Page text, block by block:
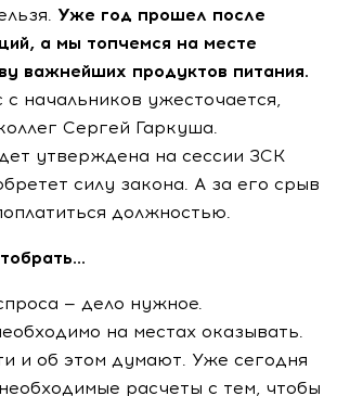
Уже год прошел после
а мы топчемся на месте
важнейших продуктов питания.
с начальников ужесточается,
Сергей Гаркуша.
утверждена на сессии ЗСК
силу закона. А за его срыв
должностью.
— дело нужное.
на местах оказывать.
и об этом думают. Уже сегодня
расчеты с тем, чтобы